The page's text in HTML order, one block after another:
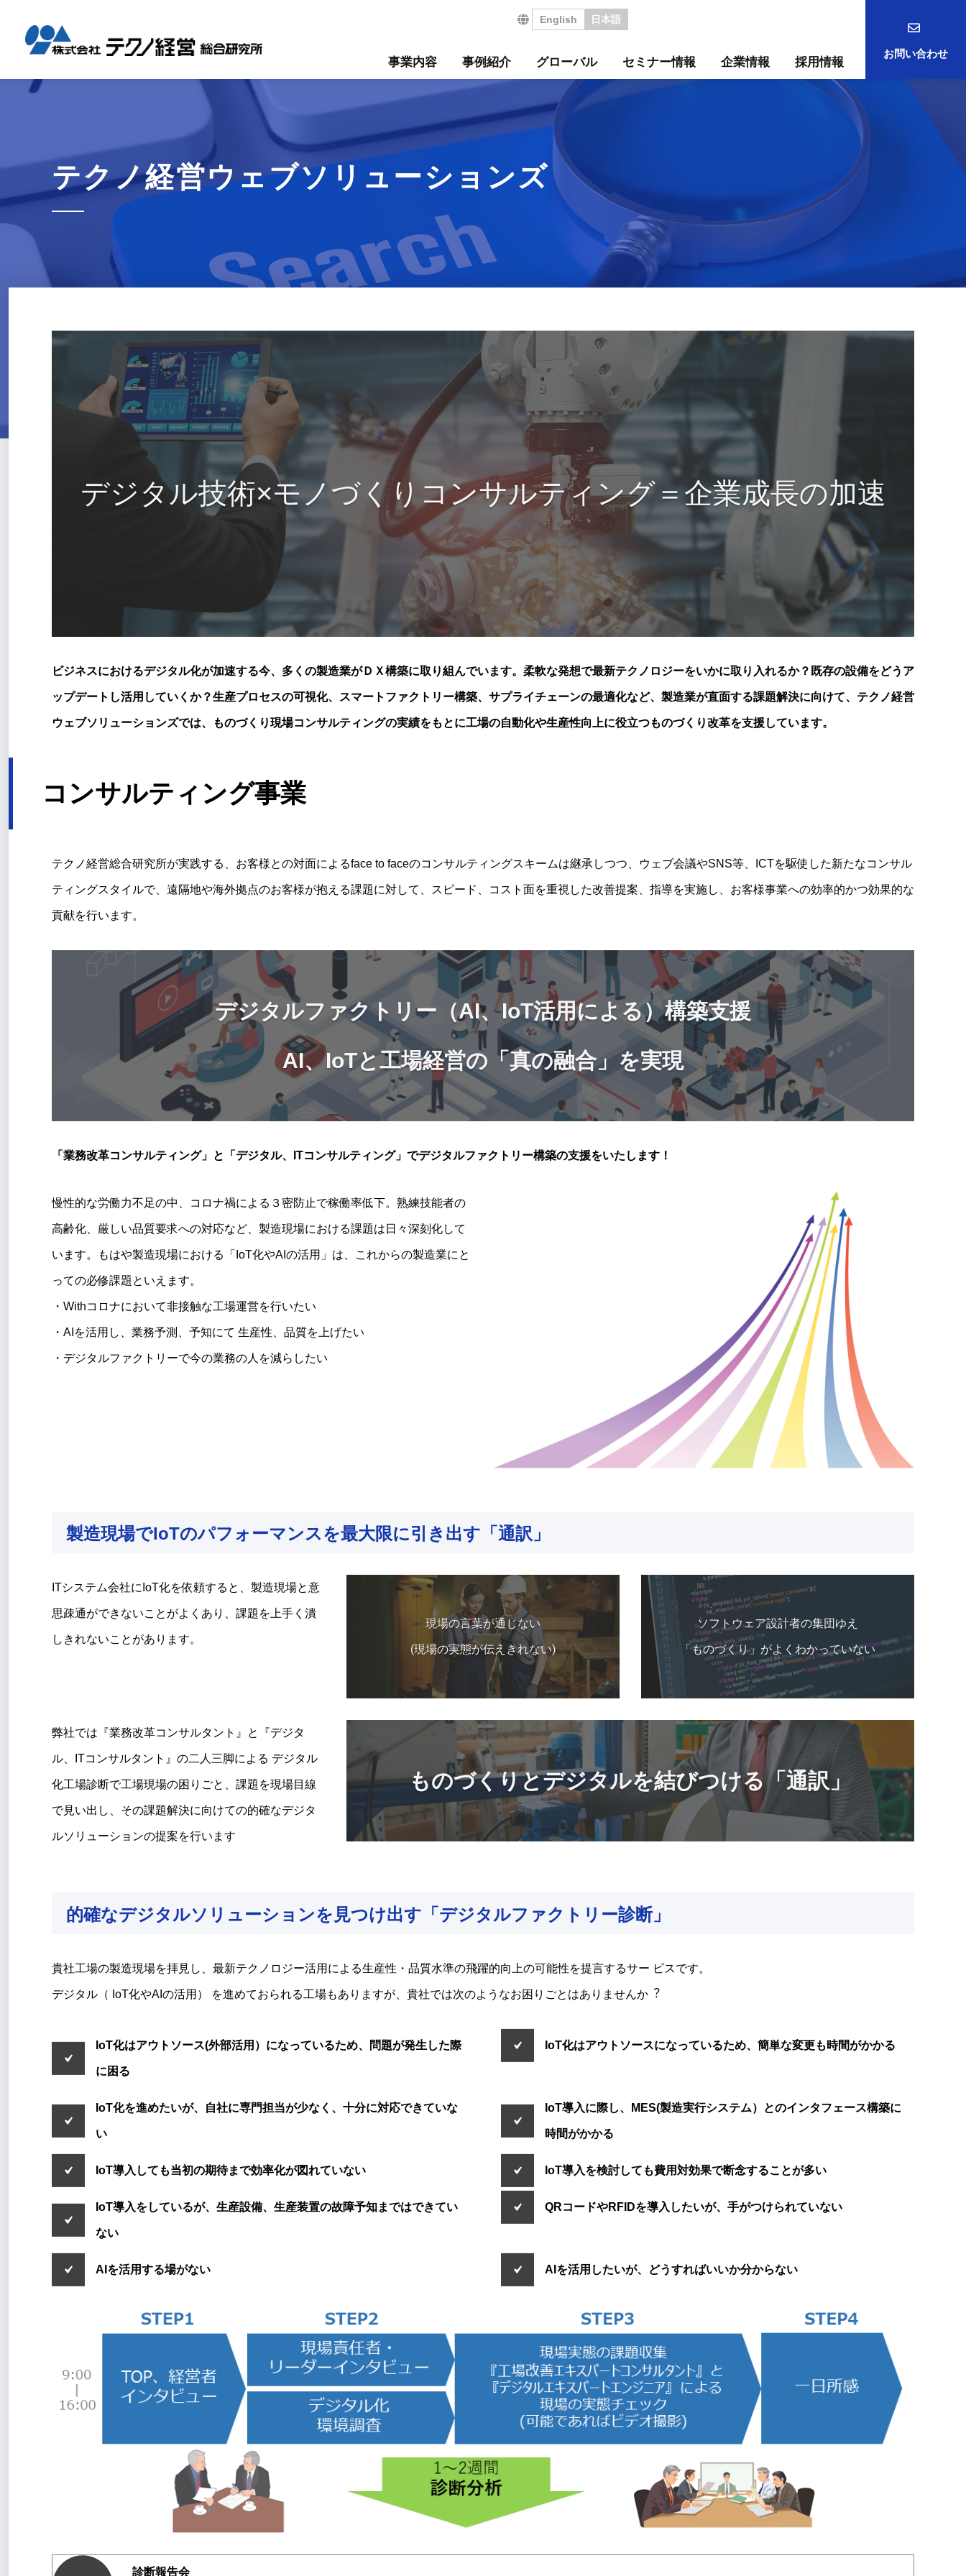
English 日本語
事業内容
サービス
工場管理力セルフチェック
お知らせ
事例紹介
海外コンサルティング事例
コラム
コンサルタントボイス ASAP
グローバル
海外工場診断
セミナー情報
技術セミナー
グローバル経営革新セミナー
企業情報
コンサルタント紹介
事業所案内
タイ現地法人TMCT 情報セキュリティ方針
テクノ経営ウェブソリューションズ
採用情報
会社を知る
社員インタビュー
研修・勉強会 コンサルタントになるためには
募集職種・募集要項 採用エントリー
お問い合わせ
テクノ経営ウェブソリューションズ
デジタル技術×モノづくりコンサルティング＝企業成長の加速
ビジネスにおけるデジタル化が加速する今、多くの製造業がＤＸ構築に取り組んでいます。柔軟な発想で最新テクノロジーをいかに取り入れるか？既存の設備をどうア
ップデートし活用していくか？生産プロセスの可視化、スマートファクトリー構築、サプライチェーンの最適化など、製造業が直面する課題解決に向けて、テクノ経営
ウェブソリューションズでは、ものづくり現場コンサルティングの実績をもとに工場の自動化や生産性向上に役立つものづくり改革を支援しています。
コンサルティング事業
テクノ経営総合研究所が実践する、お客様との対面によるface to faceのコンサルティングスキームは継承しつつ、ウェブ会議やSNS等、ICTを駆使した新たなコンサル
ティングスタイルで、遠隔地や海外拠点のお客様が抱える課題に対して、スピード、コスト面を重視した改善提案、指導を実施し、お客様事業への効率的かつ効果的な
貢献を行います。
デジタルファクトリー（AI、IoT活用による）構築支援
AI、IoTと工場経営の「真の融合」を実現
「業務改革コンサルティング」と「デジタル、ITコンサルティング」でデジタルファクトリー構築の支援をいたします！
慢性的な労働力不足の中、コロナ禍による３密防止で稼働率低下。熟練技能者の
高齢化、厳しい品質要求への対応など、製造現場における課題は日々深刻化して
います。もはや製造現場における「IoT化やAIの活用」は、これからの製造業にと
っての必修課題といえます。
・Withコロナにおいて非接触な工場運営を行いたい
・AIを活用し、業務予測、予知にて 生産性、品質を上げたい
・デジタルファクトリーで今の業務の人を減らしたい
製造現場でIoTのパフォーマンスを最⼤限に引き出す「通訳」
ITシステム会社にIoT化を依頼すると、製造現場と意
思疎通ができないことがよくあり、課題を上⼿く潰
しきれないことがあります。
現場の言葉が通じない
(現場の実態が伝えきれない)
ソフトウェア設計者の集団ゆえ
「ものづくり」がよくわかっていない
弊社では『業務改⾰コンサルタント』と『デジタ
ル、ITコンサルタント』の⼆⼈三脚による デジタル
化⼯場診断で⼯場現場の困りごと、課題を現場⽬線
で⾒い出し、その課題解決に向けての的確なデジタ
ルソリューションの提案を⾏います
ものづくりとデジタルを結びつける「通訳」
的確なデジタルソリューションを見つけ出す「デジタルファクトリー診断」
貴社⼯場の製造現場を拝⾒し、最新テクノロジー活⽤による⽣産性・品質⽔準の⾶躍的向上の可能性を提⾔するサー ビスです。
デジタル（ IoT化やAIの活⽤） を進めておられる⼯場もありますが、貴社では次のようなお困りごとはありませんか︖
IoT化はアウトソース(外部活用）になっているため、問題が発生した際
に困る
IoT化はアウトソースになっているため、簡単な変更も時間がかかる
IoT化を進めたいが、自社に専門担当が少なく、十分に対応できていな
い
IoT導入に際し、MES(製造実行システム）とのインタフェース構築に
時間がかかる
IoT導入しても当初の期待まで効率化が図れていない IoT導入を検討しても費用対効果で断念することが多い
IoT導入をしているが、生産設備、生産装置の故障予知まではできてい
ない
QRコードやRFIDを導入したいが、手がつけられていない
AIを活用する場がない AIを活用したいが、どうすればいいか分からない
診断報告会